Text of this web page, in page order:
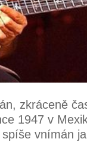
zkráceně
1947 v
vnímán